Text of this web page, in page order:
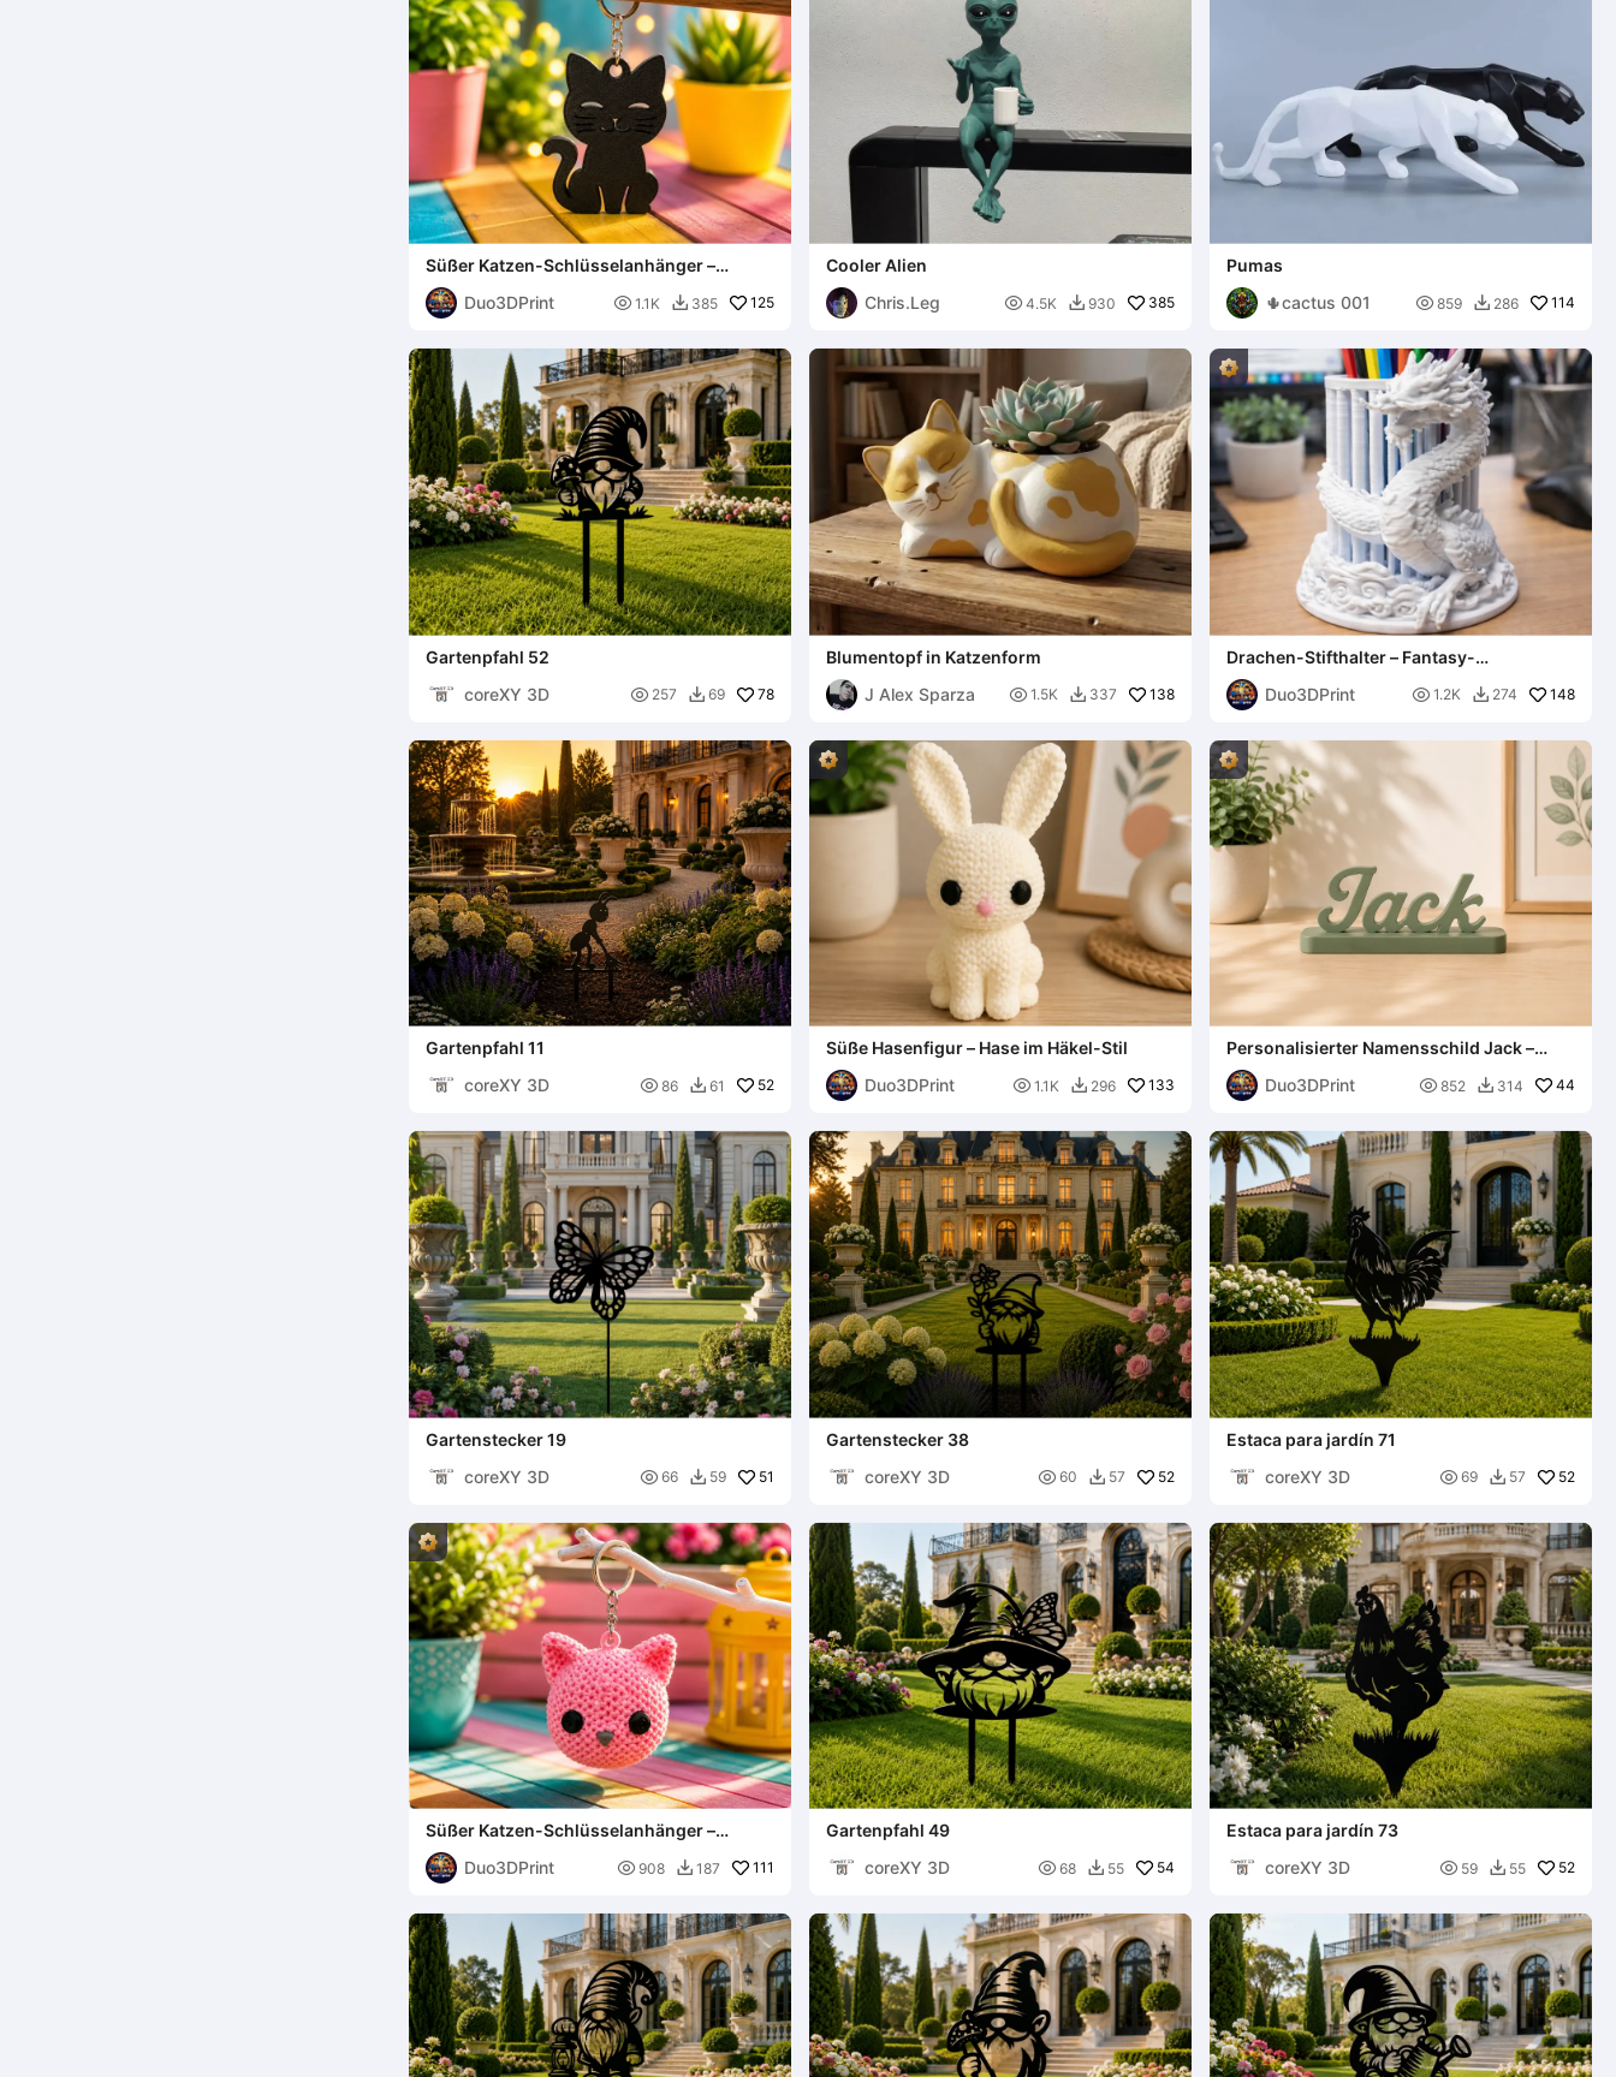
Süßer Katzen-Schlüsselanhänger –
Minimalistisches Kawaii-Kätzchen
Duo3DPrint
 1.1K  385 125
Cooler Alien
Chris.Leg
 4.5K  930 385
Pumas
🌵cactus 001
 859  286 114
Gartenpfahl 52
coreXY 3D
 257  69 78
Blumentopf in Katzenform
J Alex Sparza
 1.5K  337 138
Drachen-Stifthalter – Fantasy-
Schreibtisch-Organizer 3D
Duo3DPrint
 1.2K  274 148
Gartenpfahl 11
coreXY 3D
 86  61 52
Süße Hasenfigur – Hase im Häkel-Stil
Duo3DPrint
 1.1K  296 133
Personalisierter Namensschild Jack –
Elegantes Schreibschrift-Namensschild
Duo3DPrint
 852  314 44
Gartenstecker 19
coreXY 3D
 66  59 51
Gartenstecker 38
coreXY 3D
 60  57 52
Estaca para jardín 71
coreXY 3D
 69  57 52
Süßer Katzen-Schlüsselanhänger –
Kawaii-Stil Taschenbegleiter
Duo3DPrint
 908  187 111
Gartenpfahl 49
coreXY 3D
 68  55 54
Estaca para jardín 73
coreXY 3D
 59  55 52